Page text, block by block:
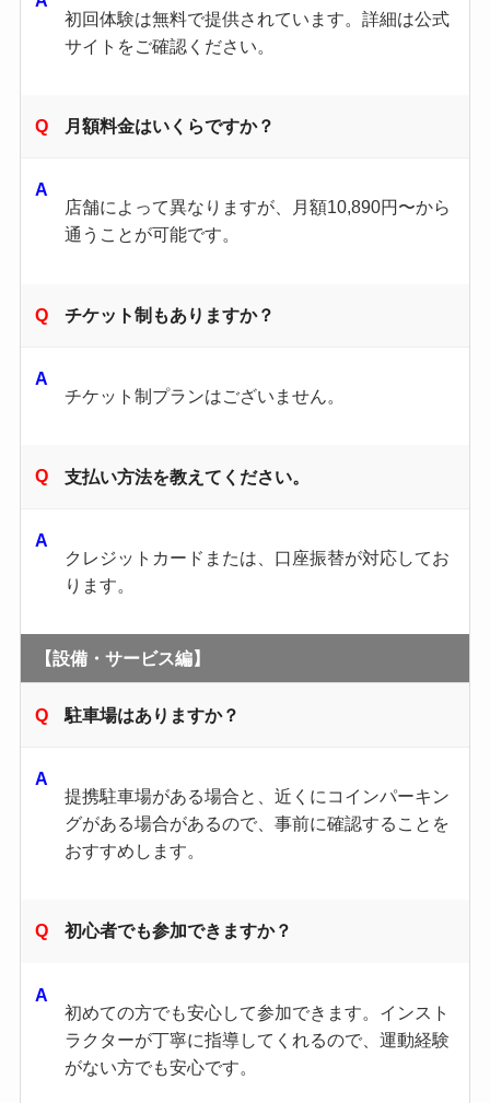
初回体験は無料で提供されています。​詳細は公式
サイトをご確認ください。​
月額料金はいくらですか？
店舗によって異なりますが、月額10,890円〜から
通うことが可能です。
チケット制もありますか？
チケット制プランはございません。
支払い方法を教えてください。
クレジットカードまたは、口座振替が対応してお
ります。
【設備・サービス編】
駐車場はありますか？
提携駐車場がある場合と、近くにコインパーキン
グがある場合があるので、事前に確認することを
おすすめします。
初心者でも参加できますか？
初めての方でも安心して参加できます。​インスト
ラクターが丁寧に指導してくれるので、運動経験
がない方でも安心です。​